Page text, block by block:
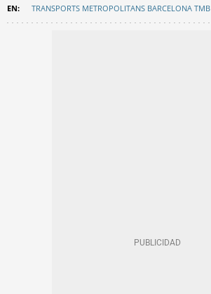
TRANSPORTS METROPOLITANS BARCELONA TMB